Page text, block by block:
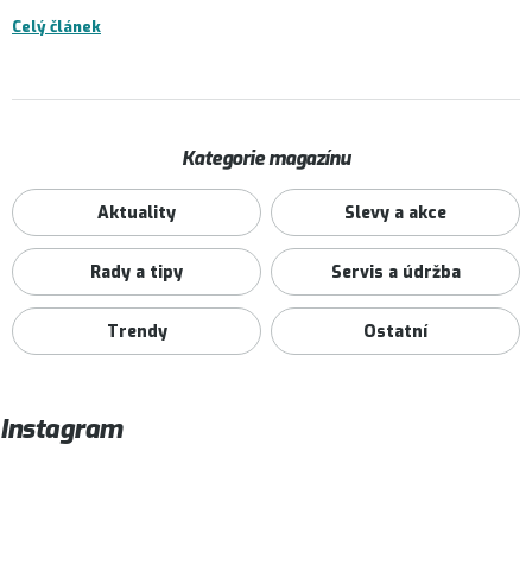
Celý článek
Kategorie magazínu
Aktuality Slevy a akce
Rady a tipy Servis a údržba
Trendy Ostatní
Instagram